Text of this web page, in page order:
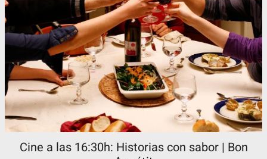
Cine a las 16:30h: Historias con sabor | Bon